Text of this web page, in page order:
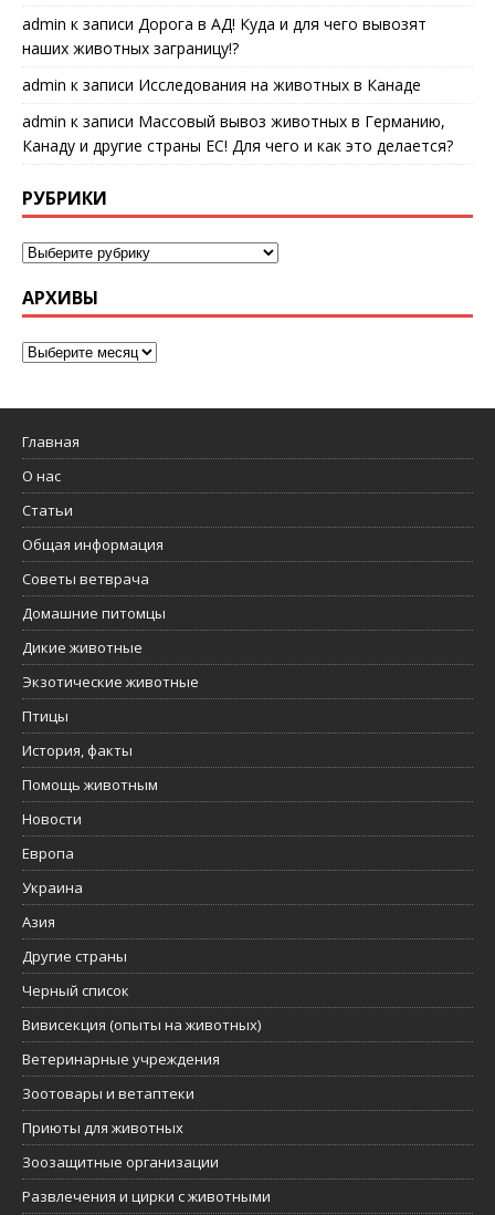
admin к записи Дорога в АД! Куда и для чего вывозят
наших животных заграницу!?
admin к записи Исследования на животных в Канаде
admin к записи Массовый вывоз животных в Германию,
Канаду и другие страны ЕС! Для чего и как это делается?
РУБРИКИ
АРХИВЫ
Главная
О нас
Статьи
Общая информация
Советы ветврача
Домашние питомцы
Дикие животные
Экзотические животные
Птицы
История, факты
Помощь животным
Новости
Европа
Украина
Азия
Другие страны
Черный список
Вивисекция (опыты на животных)
Ветеринарные учреждения
Зоотовары и ветаптеки
Приюты для животных
Зоозащитные организации
Развлечения и цирки с животными